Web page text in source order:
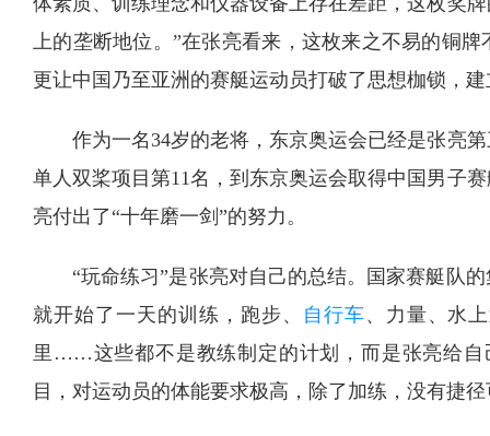
上的垄断地位。”在张亮看来，这枚来之不易的铜
更让中国乃至亚洲的赛艇运动员打破了思想枷锁，
作为一名34岁的老将，东京奥运会已经是张亮
单人双桨项目第11名，到东京奥运会取得中国男子
亮付出了“十年磨一剑”的努力。
“玩命练习”是张亮对自己的总结。国家赛艇队
就开始了一天的训练，跑步、
自行车、力量、水
里……这些都不是教练制定的计划，而是张亮给自
目，对运动员的体能要求极高，除了加练，没有捷